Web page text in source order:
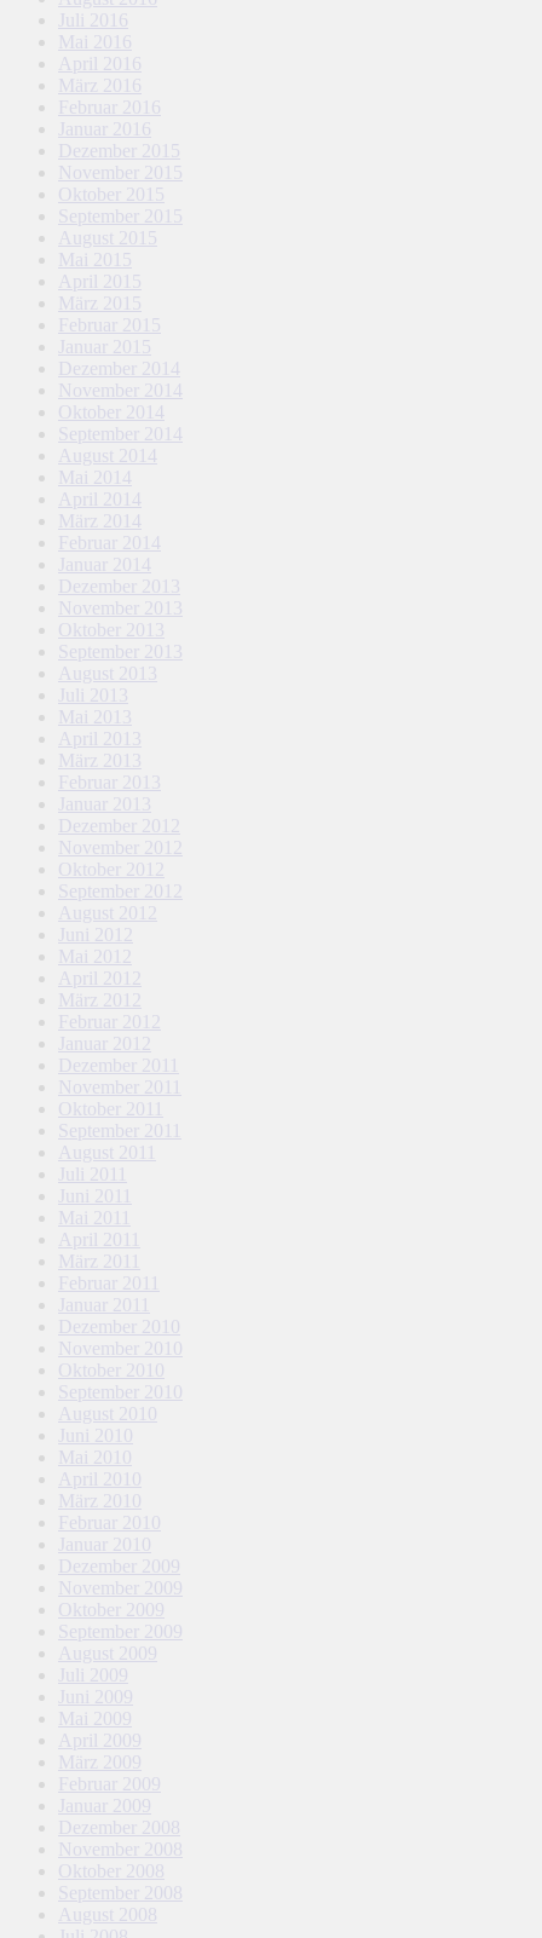
Juli 2016
Mai 2016
April 2016
März 2016
Februar 2016
Januar 2016
Dezember 2015
November 2015
Oktober 2015
September 2015
August 2015
Mai 2015
April 2015
März 2015
Februar 2015
Januar 2015
Dezember 2014
November 2014
Oktober 2014
September 2014
August 2014
Mai 2014
April 2014
März 2014
Februar 2014
Januar 2014
Dezember 2013
November 2013
Oktober 2013
September 2013
August 2013
Juli 2013
Mai 2013
April 2013
März 2013
Februar 2013
Januar 2013
Dezember 2012
November 2012
Oktober 2012
September 2012
August 2012
Juni 2012
Mai 2012
April 2012
März 2012
Februar 2012
Januar 2012
Dezember 2011
November 2011
Oktober 2011
September 2011
August 2011
Juli 2011
Juni 2011
Mai 2011
April 2011
März 2011
Februar 2011
Januar 2011
Dezember 2010
November 2010
Oktober 2010
September 2010
August 2010
Juni 2010
Mai 2010
April 2010
März 2010
Februar 2010
Januar 2010
Dezember 2009
November 2009
Oktober 2009
September 2009
August 2009
Juli 2009
Juni 2009
Mai 2009
April 2009
März 2009
Februar 2009
Januar 2009
Dezember 2008
November 2008
Oktober 2008
September 2008
August 2008